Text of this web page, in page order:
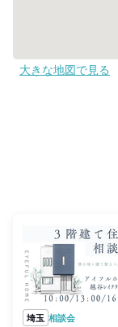
大きな地図で見る
埼玉 相談会